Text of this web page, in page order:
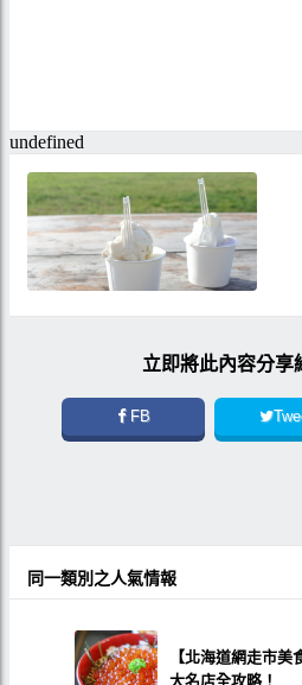
立即將此內容分享
FB
同一類別之人氣情報
【北海道網走市
大名店全攻略！